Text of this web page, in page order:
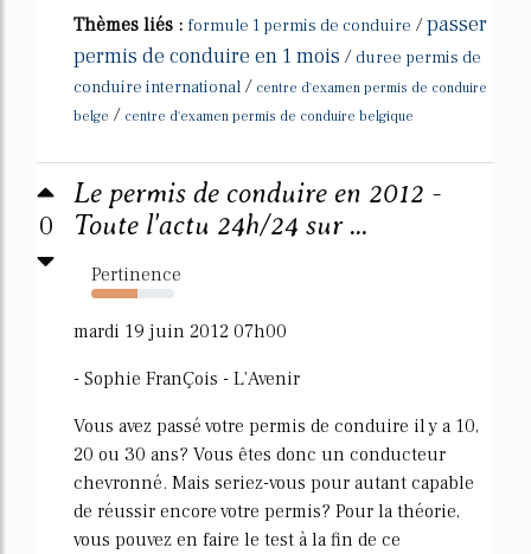
Thèmes liés : formule 1 permis de conduire /passer
permis de conduire en 1 mois / duree permis de
conduire international / centre d'examen permis de conduire
belge / centre d'examen permis de conduire belgique
0
Le permis de conduire en 2012 -
Toute l'actu 24h/24 sur ...
Pertinence
55%
mardi 19 juin 2012 07h00
- Sophie FranÇois - L'Avenir
Vous avez passé votre permis de conduire il y a 10,
20 ou 30 ans? Vous êtes donc un conducteur
chevronné. Mais seriez-vous pour autant capable
de réussir encore votre permis? Pour la théorie,
vous pouvez en faire le test à la fin de ce